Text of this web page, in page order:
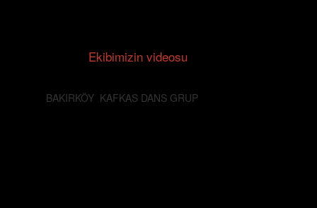
BAKIRKÖY KAFKAS DANS GRUP
Ekibimizin videosu